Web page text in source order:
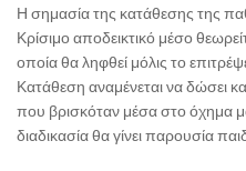
Η σημασία της κατάθεσης της
Κρίσιμο αποδεικτικό μέσο
οποία θα ληφθεί μόλις το
Κατάθεση αναμένεται να δώσει
που βρισκόταν μέσα στο όχημα
διαδικασία θα γίνει παρουσία